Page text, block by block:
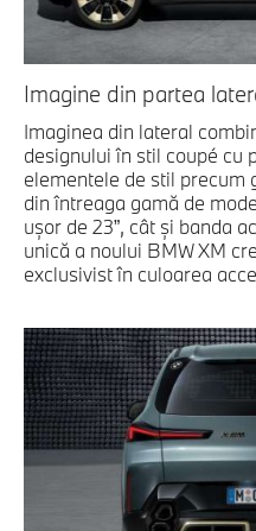
Imagine din partea
Imaginea din lateral
designului în stil coupé cu
elementele de stil precum
din întreaga gamă de
uşor de 23”, cât şi banda
unică a noului BMW XM
exclusivist în culoarea